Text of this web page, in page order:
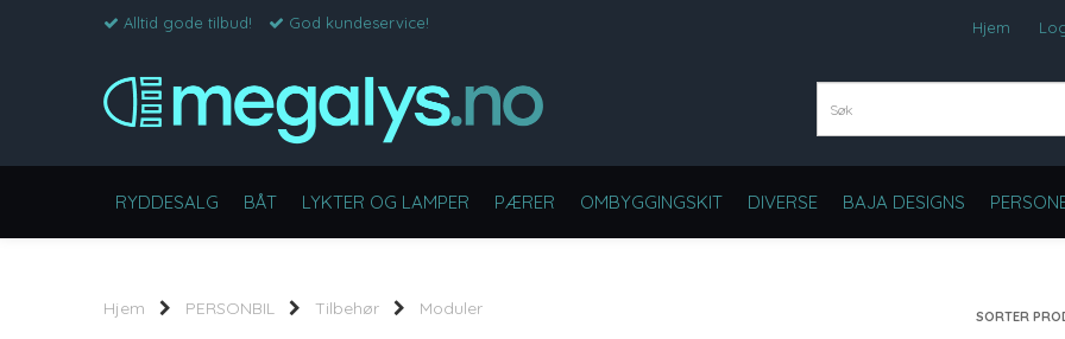
Alltid gode tilbud! God kundeservice! Hjem
RYDDESALG BÅT LYKTER OG LAMPER PÆRER OMBYGGINGSKIT DIVERSE BAJA DESIGNS
Hjem PERSONBIL Tilbehør Moduler SORTER